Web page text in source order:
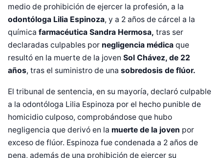
medio de prohibición de ejercer la profesión, a la
odontóloga Lilia Espinoza, y a 2 años de cárcel a la
química farmacéutica Sandra Hermosa, tras ser
declaradas culpables por negligencia médica que
resultó en la muerte de la joven Sol Chávez, de 22
años, tras el suministro de una sobredosis de flúor.
El tribunal de sentencia, en su mayoría, declaró culpable
a la odontóloga Lilia Espinoza por el hecho punible de
homicidio culposo, comprobándose que hubo
negligencia que derivó en la muerte de la joven por
exceso de flúor. Espinoza fue condenada a 2 años de
pena, además de una prohibición de ejercer su